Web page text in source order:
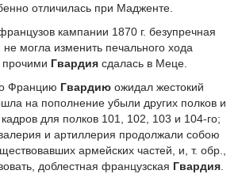
отличилась при Мадженте.
кампании 1870 г. безупречная
не могла изменить печального хода
прочими Гвардия сдалась в Меце.
Францию Гвардию ожидал жестокий
на пополнение убыли других полков и
для полков 101, 102, 103 и 104-го;
и артиллерия продолжали собою
армейских частей, и, т. обр.,
доблестная французская Гвардия